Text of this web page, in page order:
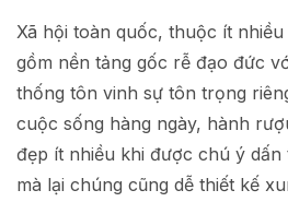
Xã hội toàn quốc, thuộc ít
gồm nền tảng gốc rễ đạo đức
thống tôn vinh sự tôn trọng
cuộc sống hàng ngày, hành
đẹp ít nhiều khi được chú ý
mà lại chúng cũng dễ thiết kế